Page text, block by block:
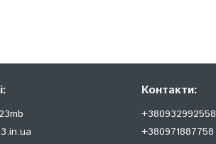
Контакти:
+380932992558
+380971887758